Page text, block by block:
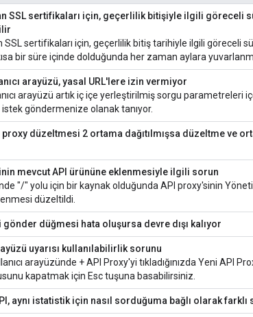
SSL sertifikaları için, geçerlilik bitişiyle ilgili göreceli
SSL sertifikaları için, geçerlilik bitiş tarihiyle ilgili göreceli
bir süre içinde dolduğunda her zaman aylara
arayüzü, yasal URL'lere izin vermiyor
arayüzü artık iç içe yerleştirilmiş sorgu parametreleri
göndermenize olanak tanıyor.
proxy düzeltmesi 2 ortama dağıtılmışsa düzeltme ve
mevcut API ürününe eklenmesiyle ilgili sorun
"/" yolu için bir kaynak olduğunda API proxy'sinin
düzeltildi.
düğmesi hata oluşursa devre dışı kalıyor
uyarısı kullanılabilirlik sorunu
arayüzünde + API Proxy'yi tıkladığınızda Yeni API
kapatmak için Esc tuşuna basabilirsiniz.
aynı istatistik için nasıl sorduğuma bağlı olarak